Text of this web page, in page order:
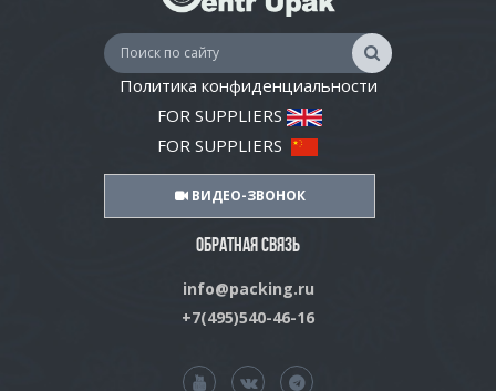
Политика конфиденциальности
FOR SUPPLIERS
FOR SUPPLIERS
ВИДЕО-ЗВОНОК
ОБРАТНАЯ СВЯЗЬ
info@packing.ru
+7(495)540-46-16